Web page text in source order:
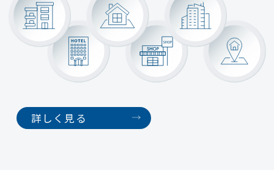
詳しく見る